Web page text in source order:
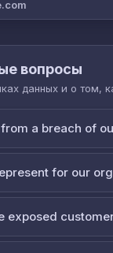
вопросы
данных и о том,
a breach of
for our
exposed